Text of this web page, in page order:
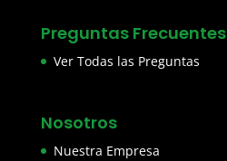
Preguntas Frecuentes
Ver Todas las Preguntas
Nosotros
Nuestra Empresa